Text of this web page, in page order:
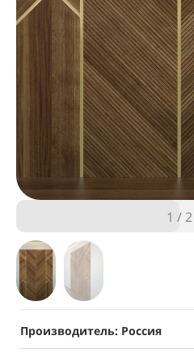
1 /2
Производитель: Россия